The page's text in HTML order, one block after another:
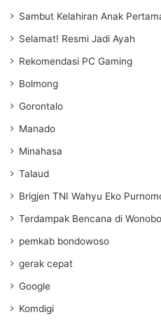
Sambut Kelahiran Anak
Selamat! Resmi Jadi Ayah
Rekomendasi PC Gaming
Bolmong
Gorontalo
Manado
Minahasa
Talaud
Brigjen TNI Wahyu Eko
Terdampak Bencana di
pemkab bondowoso
gerak cepat
Google
Komdigi